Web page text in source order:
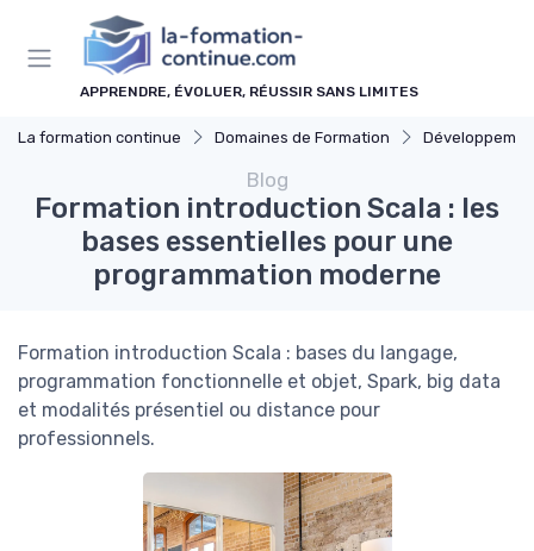
APPRENDRE, ÉVOLUER, RÉUSSIR SANS LIMITES
La formation continue Domaines de Formation Développement
Blog
Formation introduction Scala : les
bases essentielles pour une
programmation moderne
Formation introduction Scala : bases du langage,
programmation fonctionnelle et objet, Spark, big data
et modalités présentiel ou distance pour
professionnels.
Panneau de gestion des cookies